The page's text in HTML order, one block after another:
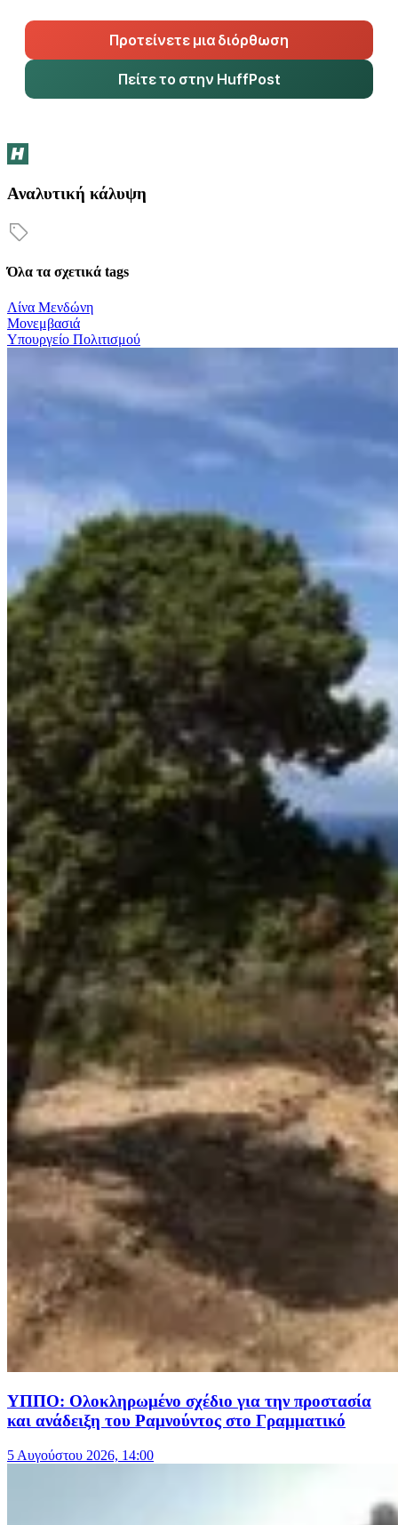
Προτείνετε μια διόρθωση
Πείτε το στην HuffPost
Αναλυτική κάλυψη
Όλα τα σχετικά tags
Λίνα Μενδώνη
Μονεμβασιά
Υπουργείο Πολιτισμού
ΥΠΠΟ: Ολοκληρωμένο σχέδιο για την προστασία
και ανάδειξη του Ραμνούντος στο Γραμματικό
5 Αυγούστου 2026, 14:00